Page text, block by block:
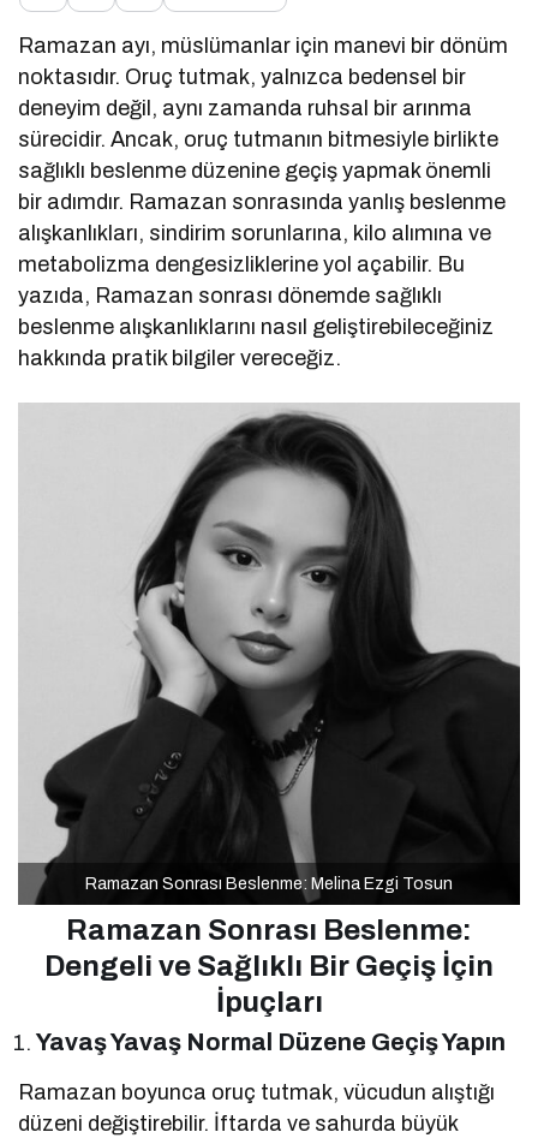
Ramazan ayı, müslümanlar için manevi bir dönüm
noktasıdır. Oruç tutmak, yalnızca bedensel bir
deneyim değil, aynı zamanda ruhsal bir arınma
sürecidir. Ancak, oruç tutmanın bitmesiyle birlikte
sağlıklı beslenme düzenine geçiş yapmak önemli
bir adımdır. Ramazan sonrasında yanlış beslenme
alışkanlıkları, sindirim sorunlarına, kilo alımına ve
metabolizma dengesizliklerine yol açabilir. Bu
yazıda, Ramazan sonrası dönemde sağlıklı
beslenme alışkanlıklarını nasıl geliştirebileceğiniz
hakkında pratik bilgiler vereceğiz.
Ramazan Sonrası Beslenme: Melina Ezgi Tosun
Ramazan Sonrası Beslenme:
Dengeli ve Sağlıklı Bir Geçiş İçin
İpuçları
Yavaş Yavaş Normal Düzene Geçiş Yapın
Ramazan boyunca oruç tutmak, vücudun alıştığı
düzeni değiştirebilir. İftarda ve sahurda büyük